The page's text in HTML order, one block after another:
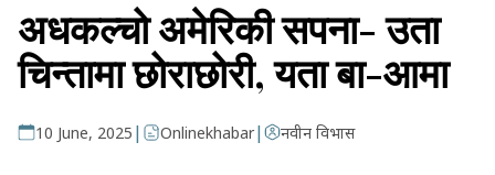
अधकल्चो अमेरिकी सपना- उता
चिन्तामा छोराछोरी, यता बा-आमा
10 June, 2025 | Onlinekhabar| नवीन विभास